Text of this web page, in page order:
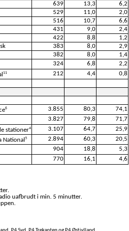
639 13,3
6,2
529 11,0
2,0
516 10,7
6,6
431 9,0
2,4
422 8,8
1,2
383 8,0
2,9
382 8,0
1,4
324 6,8
2,2
11 212 4,4 0,8
6 3.855 80,3
74,1
3.827 79,8
71,7
stationer4 3.107 64,7
25,9
National 5 2.894 60,3
20,5
904 18,8
5,3
770 16,1
4,6
uafbrudt i min. 5 minutter.